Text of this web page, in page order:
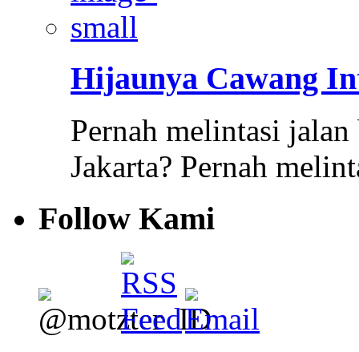
Hijaunya Cawang
Pernah melintasi
Jakarta? Pernah
Follow Kami